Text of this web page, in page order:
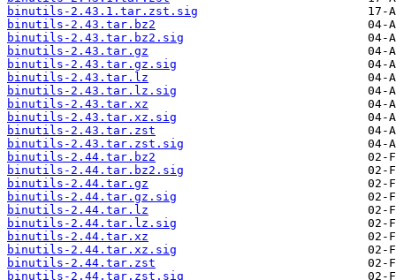
binutils-2.43.1.tar.zst.sig
binutils-2.43.tar.bz2
binutils-2.43.tar.bz2.sig
binutils-2.43.tar.gz
binutils-2.43.tar.gz.sig
binutils-2.43.tar.lz
binutils-2.43.tar.lz.sig
binutils-2.43.tar.xz
binutils-2.43.tar.xz.sig
binutils-2.43.tar.zst
binutils-2.43.tar.zst.sig
binutils-2.44.tar.bz2
binutils-2.44.tar.bz2.sig
binutils-2.44.tar.gz
binutils-2.44.tar.gz.sig
binutils-2.44.tar.lz
binutils-2.44.tar.lz.sig
binutils-2.44.tar.xz
binutils-2.44.tar.xz.sig
binutils-2.44.tar.zst
binutils-2.44.tar.zst.sig